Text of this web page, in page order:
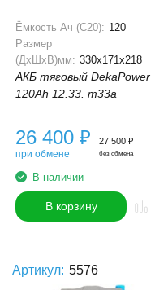
Ёмкость Ач (С20): 120
Размер
(ДхШхВ)мм: 330x171x218
АКБ тяговый DekaPower
120Ah 12.33. m33a
26 400 ₽
при обмене
27 500 ₽
без обмена
В наличии
В корзину
Артикул: 5576